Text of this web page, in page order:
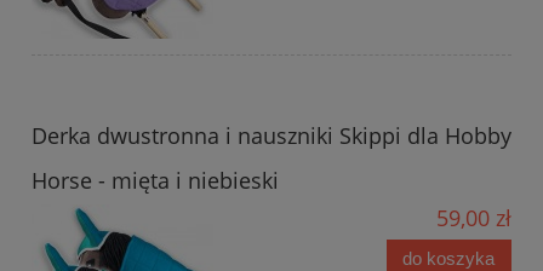
Derka dwustronna i nauszniki Skippi dla Hobby
Horse - mięta i niebieski
59,00 zł
do koszyka